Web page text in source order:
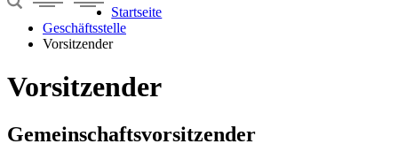
Startseite
Geschäftsstelle
Vorsitzender
Vorsitzender
Gemeinschaftsvorsitzender